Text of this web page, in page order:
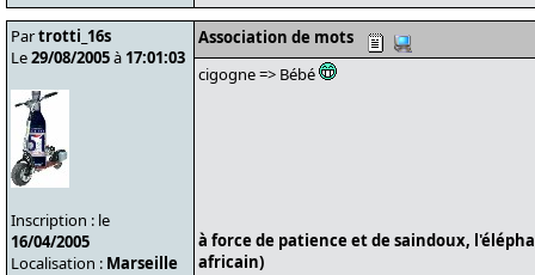
Partrotti_16s
Le29/08/2005à 17:01:03
Inscription : le
16/04/2005
Localisation : Marseille
Association de mots
cigogne => Bébé
à force de patience et de saindoux,
africain)